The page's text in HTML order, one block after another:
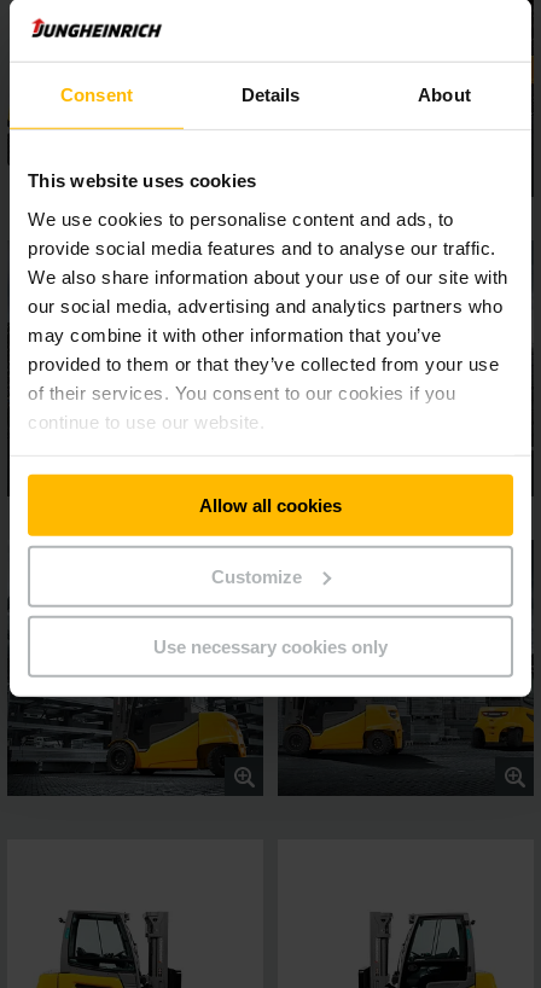
Consent Details About
This website uses cookies
We use cookies to personalise content and ads, to
provide social media features and to analyse our traffic.
We also share information about your use of our site with
our social media, advertising and analytics partners who
may combine it with other information that you’ve
provided to them or that they’ve collected from your use
of their services. You consent to our cookies if you
continue to use our website.
Allow all cookies
Customize
Use necessary cookies only